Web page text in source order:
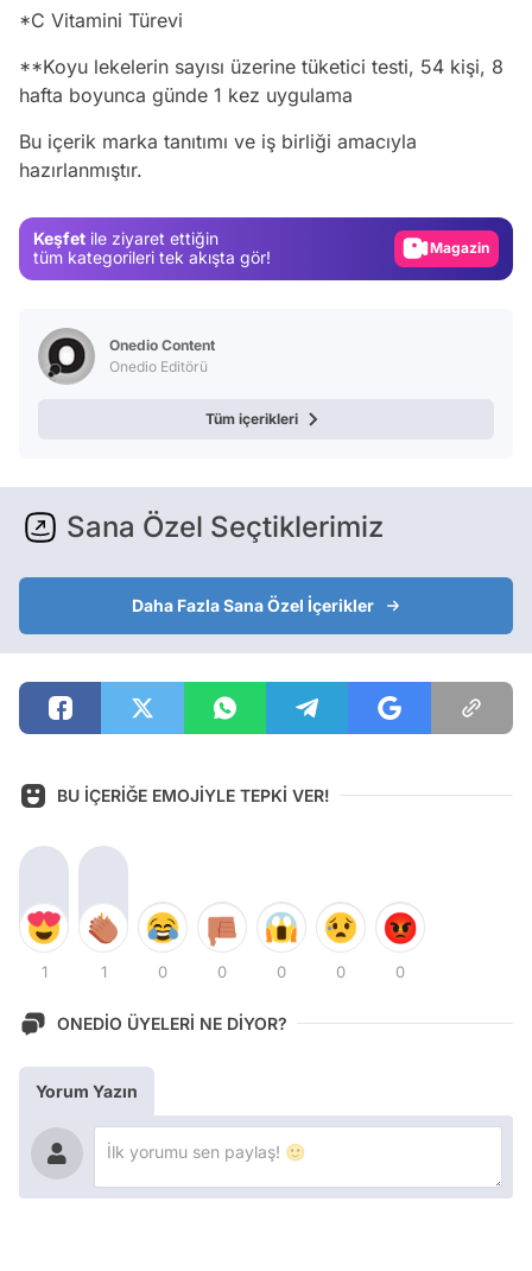
*C Vitamini Türevi
**Koyu lekelerin sayısı üzerine tüketici testi, 54 kişi, 8
hafta boyunca günde 1 kez uygulama
Bu içerik marka tanıtımı ve iş birliği amacıyla
hazırlanmıştır.
Keşfet ile ziyaret ettiğin
tüm kategorileri tek akışta gör!
Magazin
Onedio Content
Onedio Editörü
Tüm içerikleri
Sana Özel Seçtiklerimiz
Daha Fazla Sana Özel İçerikler
BU İÇERİĞE EMOJİYLE TEPKİ VER!
1 1 0 0 0 0 0
ONEDİO ÜYELERİ NE DİYOR?
Yorum Yazın